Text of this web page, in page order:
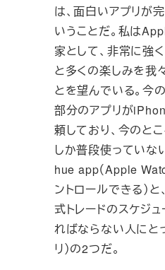
は、面白いアプリが
いうことだ。私は
家として、非常に強
と多くの楽しみを我
とを望んでいる。今
部分のアプリが
頼しており、今のと
しか普段使っていな
hue app（Apple
ントロールできる）
式トレードのスケジ
ればならない人にと
リ）の2つだ。